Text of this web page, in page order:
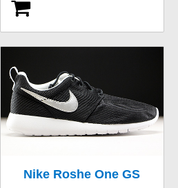
Nike Roshe One GS